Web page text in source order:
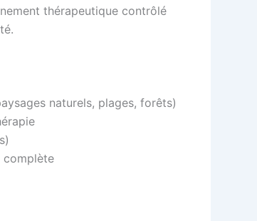
thérapeutique contrôlé
naturels, plages, forêts)
complète